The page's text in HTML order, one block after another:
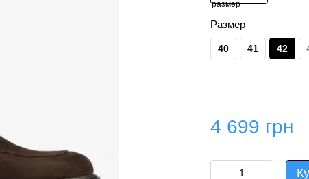
Размер
40 41 42
4 699 грн